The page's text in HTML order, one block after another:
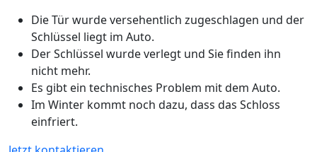
Die Tür wurde versehentlich zugeschlagen und der
Schlüssel liegt im Auto.
Der Schlüssel wurde verlegt und Sie finden ihn
nicht mehr.
Es gibt ein technisches Problem mit dem Auto.
Im Winter kommt noch dazu, dass das Schloss
einfriert.